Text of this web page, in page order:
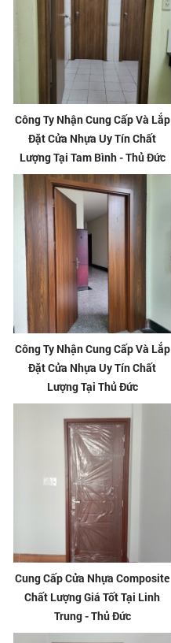
Công Ty Nhận Cung Cấp Và Lắp
Đặt Cửa Nhựa Uy Tín Chất
Lượng Tại Tam Bình - Thủ Đức
Công Ty Nhận Cung Cấp Và Lắp
Đặt Cửa Nhựa Uy Tín Chất
Lượng Tại Thủ Đức
Cung Cấp Cửa Nhựa Composite
Chất Lượng Giá Tốt Tại Linh
Trung - Thủ Đức